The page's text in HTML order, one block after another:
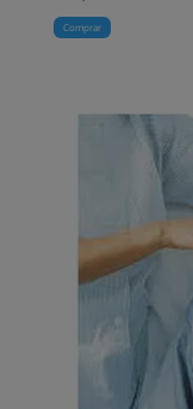
Comprar